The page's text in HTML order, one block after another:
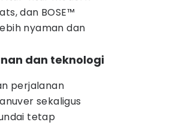
dan BOSE™
nyaman dan
dan teknologi
perjalanan
sekaligus
tetap